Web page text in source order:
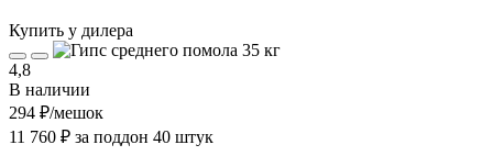
Купить у дилера
4,8
В наличии
294 ₽/мешок
11 760 ₽ за поддон 40 штук